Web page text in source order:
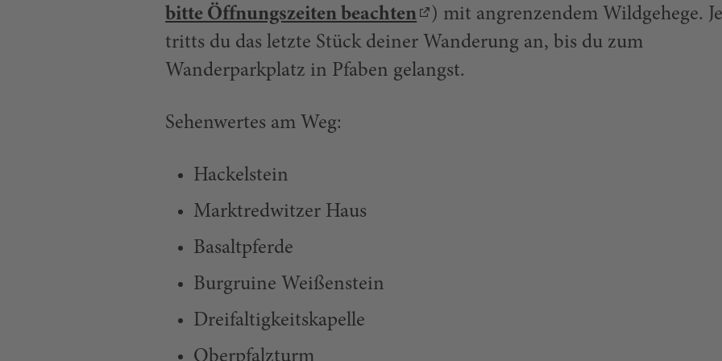
bitte Öffnungszeiten beachten
) mit angrenzendem Wildgehege.
tritts du das letzte Stück deiner Wanderung an, bis du zum
Wanderparkplatz in Pfaben gelangst.
Sehenwertes am Weg:
Hackelstein
Marktredwitzer Haus
Basaltpferde
Burgruine Weißenstein
Dreifaltigkeitskapelle